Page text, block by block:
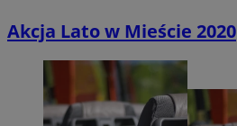
Akcja Lato w Mieście 2020